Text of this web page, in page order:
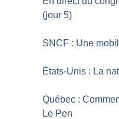
(jour 5)
SNCF : Une
États-Unis : La
Québec :
Le Pen